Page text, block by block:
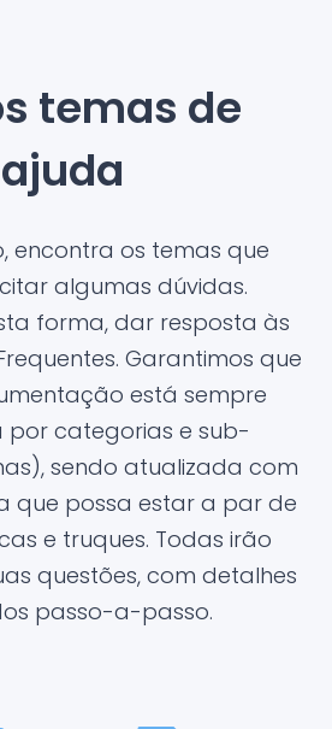
temas de
ajuda
encontra os temas que
algumas dúvidas.
forma, dar resposta às
Garantimos que
está sempre
por categorias e sub-
sendo atualizada com
que possa estar a par de
e truques. Todas irão
questões, com detalhes
passo-a-passo.